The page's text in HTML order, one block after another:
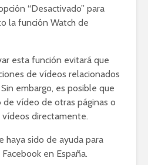
“Desactivado” para
la función Watch de
esta función evitará que
de vídeos relacionados
embargo, es posible que
vídeo de otras páginas o
directamente.
haya sido de ayuda para
en España.